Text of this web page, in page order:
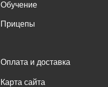
Обучение
Прицепы
Оплата и доставка
Карта сайта